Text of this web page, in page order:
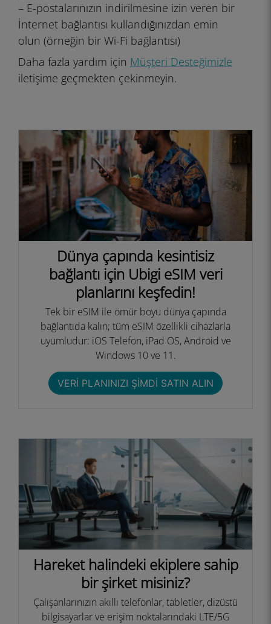
– E-postalarınızın indirilmesine izin veren bir
İnternet bağlantısı kullandığınızdan emin
olun (örneğin bir Wi-Fi bağlantısı)
Daha fazla yardım için Müşteri Desteğimizle
iletişime geçmekten çekinmeyin.
Dünya çapında kesintisiz
bağlantı için Ubigi eSIM veri
planlarını keşfedin!
Tek bir eSIM ile ömür boyu dünya çapında
bağlantıda kalın; tüm eSIM özellikli cihazlarla
uyumludur: iOS Telefon, iPad OS, Android ve
Windows 10 ve 11.
VERI PLANINIZI ŞIMDI SATIN ALIN
Hareket halindeki ekiplere sahip
bir şirket misiniz?
Çalışanlarınızın akıllı telefonlar, tabletler, dizüstü
bilgisayarlar ve erişim noktalarındaki LTE/5G